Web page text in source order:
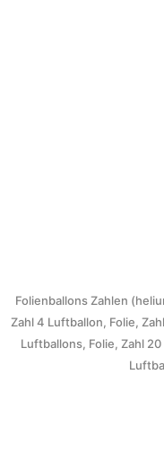
Folienballons Zahlen
Zahl 4 Luftballon, Folie,
Luftballons, Folie, Zahl 20